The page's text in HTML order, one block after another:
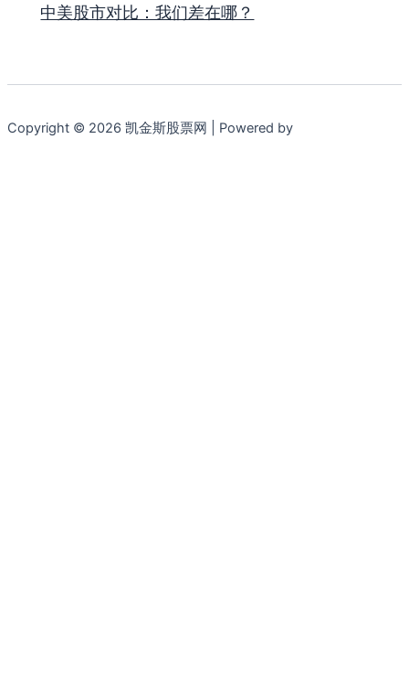
中美股市对比：我们差在哪？
Copyright © 2026 凯金斯股票网 | Powered by